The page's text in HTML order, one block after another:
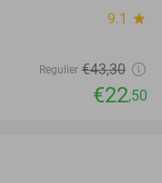
9.1 star
Regulier €43,30
€22,50